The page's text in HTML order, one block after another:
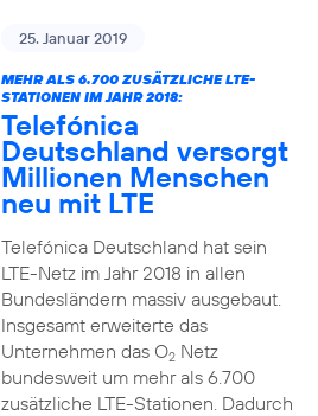
25. Januar 2019
MEHR ALS 6.700 ZUSÄTZLICHE LTE-
STATIONEN IM JAHR 2018:
Telefónica
Deutschland versorgt
Millionen Menschen
neu mit LTE
Telefónica Deutschland hat sein
LTE-Netz im Jahr 2018 in allen
Bundesländern massiv ausgebaut.
Insgesamt erweiterte das
Unternehmen das O2Netz
bundesweit um mehr als 6.700
zusätzliche LTE-Stationen. Dadurch